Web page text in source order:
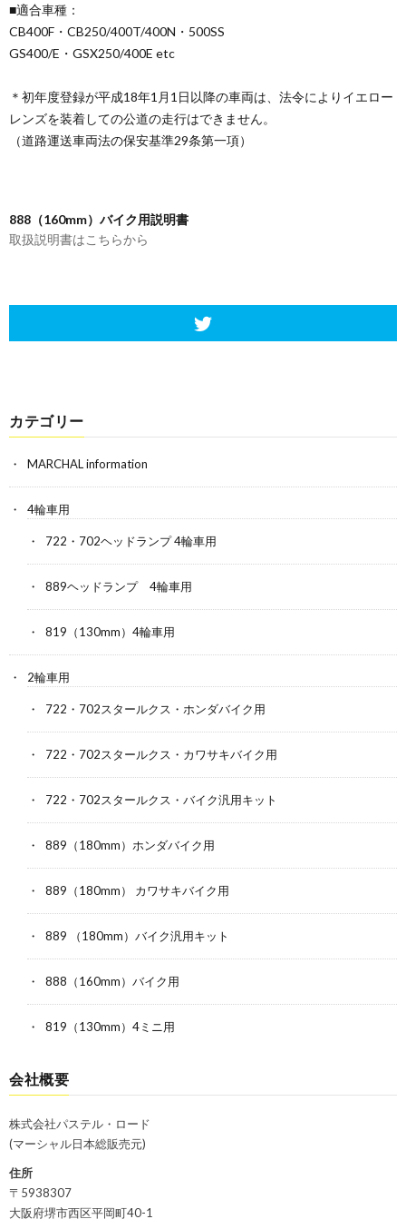
■適合車種：
CB400F・CB250/400T/400N・500SS
GS400/E・GSX250/400E etc
＊初年度登録が平成18年1月1日以降の車両は、法令によりイエロー
レンズを装着しての公道の走行はできません。
（道路運送車両法の保安基準29条第一項）
888（160mm）バイク用説明書
取扱説明書はこちらから
カテゴリー
MARCHAL information
4輪車用
722・702ヘッドランプ 4輪車用
889ヘッドランプ 4輪車用
819（130mm）4輪車用
2輪車用
722・702スタールクス・ホンダバイク用
722・702スタールクス・カワサキバイク用
722・702スタールクス・バイク汎用キット
889（180mm）ホンダバイク用
889（180mm） カワサキバイク用
889 （180mm）バイク汎用キット
888（160mm）バイク用
819（130mm）4ミニ用
会社概要
株式会社パステル・ロード
(マーシャル日本総販売元)
住所
〒5938307
大阪府堺市西区平岡町40-1